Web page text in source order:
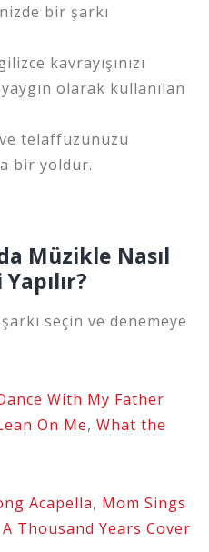
bir şarkı
kavrayışınızı
olarak kullanılan
telaffuzunuzu
bir yoldur.
Müzikle Nasıl
seçin ve denemeye
With My Father
On Me, What the
Acapella, Mom Sings
A Thousand Years Cover